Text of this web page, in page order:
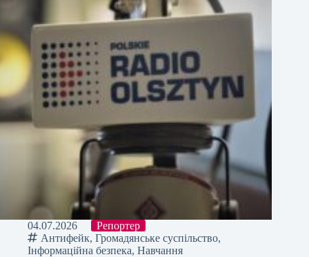
04.07.2026
Репортер
Антифейк, Громадянське суспільство,
Інформаційна безпека, Навчання